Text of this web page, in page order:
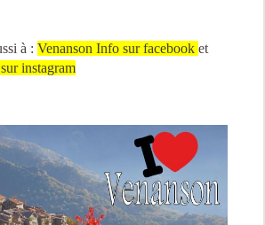
à :Venanson Infosur facebooket
instagram